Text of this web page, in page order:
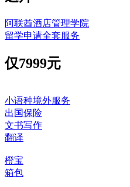
阿联酋酒店管理学院
留学申请全套服务
仅7999元
小语种境外服务
出国保险
文书写作
翻译
橙宝
箱包